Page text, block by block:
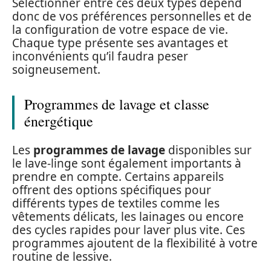
donc de vos préférences personnelles et de
la configuration de votre espace de vie.
Chaque type présente ses avantages et
inconvénients qu’il faudra peser
soigneusement.
Programmes de lavage et classe
énergétique
Les programmes de lavage disponibles sur
le lave-linge sont également importants à
prendre en compte. Certains appareils
offrent des options spécifiques pour
différents types de textiles comme les
vêtements délicats, les lainages ou encore
des cycles rapides pour laver plus vite. Ces
programmes ajoutent de la flexibilité à votre
routine de lessive.